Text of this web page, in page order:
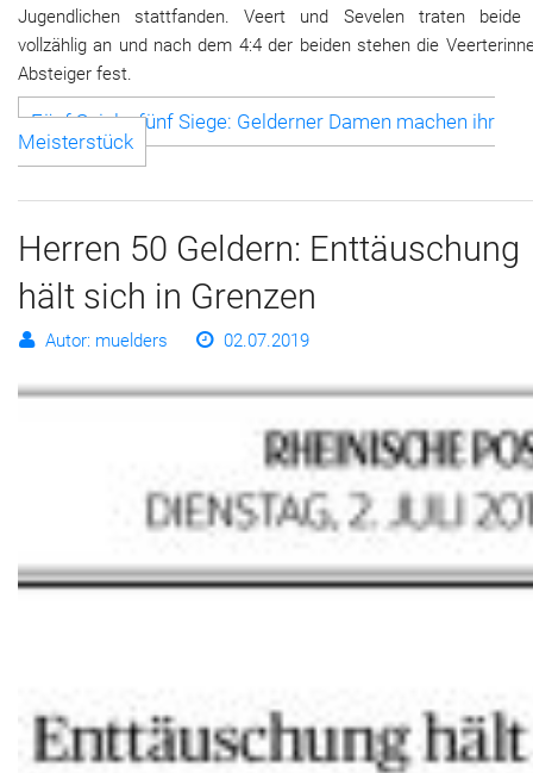
Jugendlichen stattfanden. Veert und Sevelen traten beide
vollzählig an und nach dem 4:4 der beiden stehen die
Absteiger fest.
Fünf Spiele, fünf Siege: Gelderner Damen machen ihr
Meisterstück
Herren 50 Geldern: Enttäuschung
hält sich in Grenzen
Autor: muelders 02.07.2019